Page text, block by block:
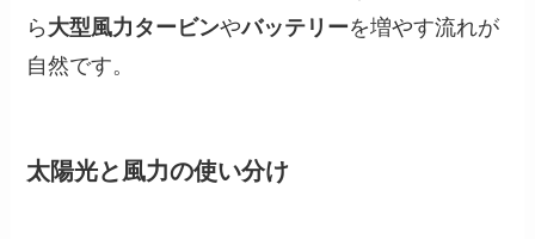
ら 大型風力タービンやバッテリーを増やす流れが
自然です。
太陽光と風力の使い分け